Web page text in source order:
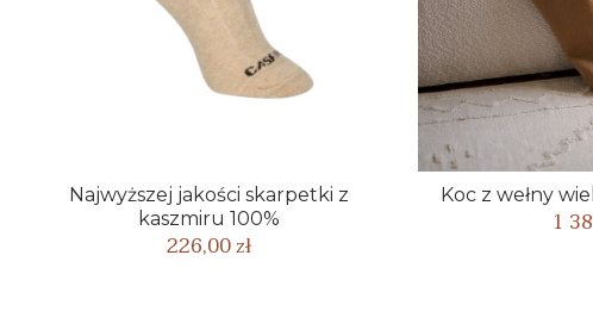
Najwyższej jakości skarpetki z
kaszmiru 100%
226,00 zł
Koc z wełny
1